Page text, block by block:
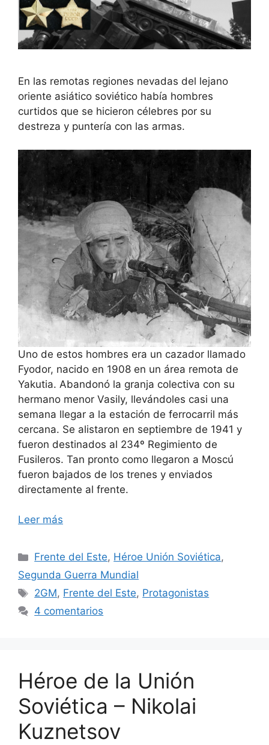
En las remotas regiones nevadas del lejano
oriente asiático soviético había hombres
curtidos que se hicieron célebres por su
destreza y puntería con las armas.
Uno de estos hombres era un cazador llamado
Fyodor, nacido en 1908 en un área remota de
Yakutia. Abandonó la granja colectiva con su
hermano menor Vasily, llevándoles casi una
semana llegar a la estación de ferrocarril más
cercana. Se alistaron en septiembre de 1941 y
fueron destinados al 234º Regimiento de
Fusileros. Tan pronto como llegaron a Moscú
fueron bajados de los trenes y enviados
directamente al frente.
Leer más
Categorías
Frente del Este, Héroe Unión Soviética,
Segunda Guerra Mundial
Etiquetas
2GM, Frente del Este, Protagonistas
4 comentarios
Héroe de la Unión
Soviética – Nikolai
Kuznetsov